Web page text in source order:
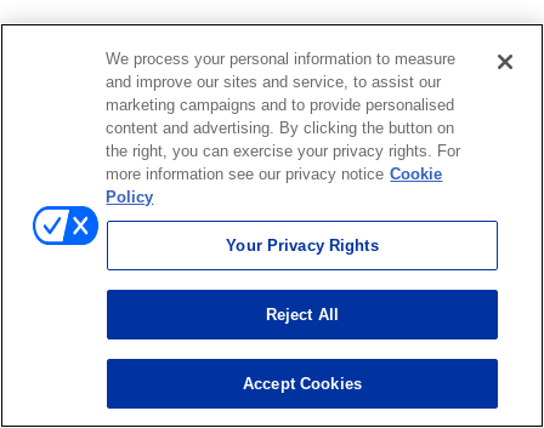
选配功能1/3 倍频程分析功能LA-0702
倍频程频段可以进一步细分进行噪声的分析与评价。使
用1/3倍频程滤波器进行滤波处理并监听通过滤波的声音,
是在声学分析中常用的分析功能及滤波器。
We process your personal information to measure
and improve our sites and service, to assist our
marketing campaigns and to provide personalised
content and advertising. By clicking the button on
the right, you can exercise your privacy rights. For
more information see our privacy notice Cookie
Policy
Your Privacy Rights
Reject All
Accept Cookies